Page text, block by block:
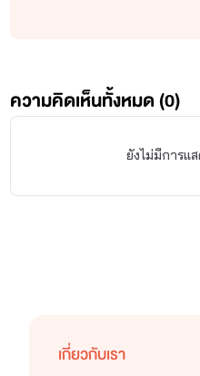
ความคิดเห็นทั้งหมด (0)
ยังไม่มีการแ
เกี่ยวกับเรา